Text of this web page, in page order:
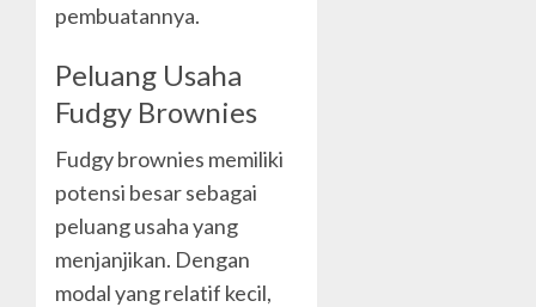
pembuatannya.
Peluang Usaha
Fudgy Brownies
Fudgy brownies memiliki
potensi besar sebagai
peluang usaha yang
menjanjikan. Dengan
modal yang relatif kecil,